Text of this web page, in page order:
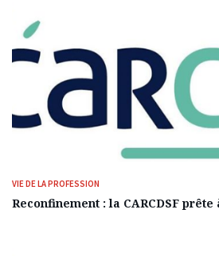
VIE DE LA PROFESSION
Reconfinement : la CARCDSF